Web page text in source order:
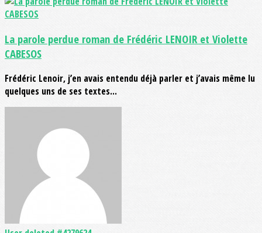
La parole perdue roman de Frédéric LENOIR et Violette
CABESOS
Frédéric Lenoir, j’en avais entendu déjà parler et j’avais même lu
quelques uns de ses textes...